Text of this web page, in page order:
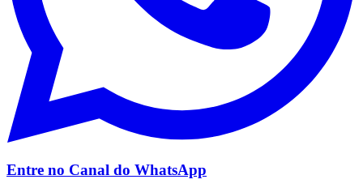
Grêmio
Entre no Canal do WhatsApp